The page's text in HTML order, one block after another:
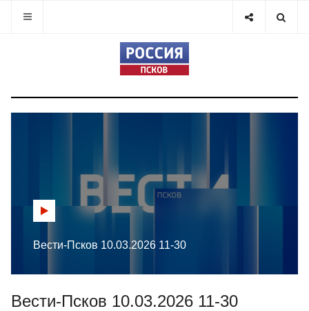
Вести-Псков 10.03.2026 11-30
Вести-Псков 10.03.2026 11-30